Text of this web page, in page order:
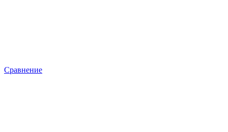
Сравнение